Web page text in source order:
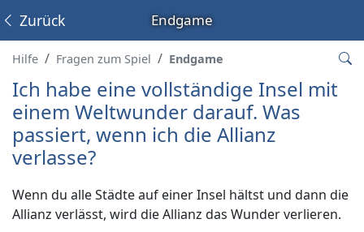
Endgame
Zurück
Hilfe Fragen zum Spiel Endgame
Ich habe eine vollständige Insel mit
einem Weltwunder darauf. Was
passiert, wenn ich die Allianz
verlasse?
Wenn du alle Städte auf einer Insel hältst und dann die
Allianz verlässt, wird die Allianz das Wunder verlieren.